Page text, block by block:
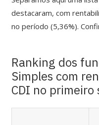
destacaram, com
no período (5,36%).
Ranking dos
Simples com
CDI no